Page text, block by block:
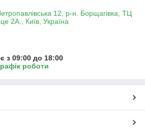
12, р-н. Борщагівка, ТЦ
2А., Київ, Україна
з 09:00 до 18:00
роботи